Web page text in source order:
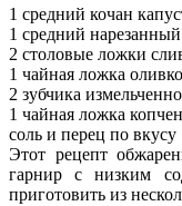
1 средний кочан
1 средний
2 столовые ложки
1 чайная ложка
2 зубчика
1 чайная ложка
соль и перец по вкусу
Этот рецепт
гарнир с низким
приготовить из